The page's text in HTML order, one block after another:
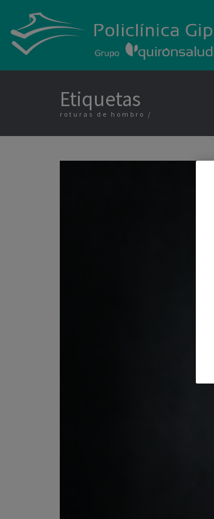
Etiquetas
roturas de hombro